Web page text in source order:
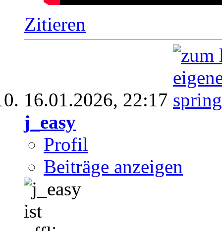
Zitieren
16.01.2026, 22:17
j_easy
Profil
Beiträge anzeigen